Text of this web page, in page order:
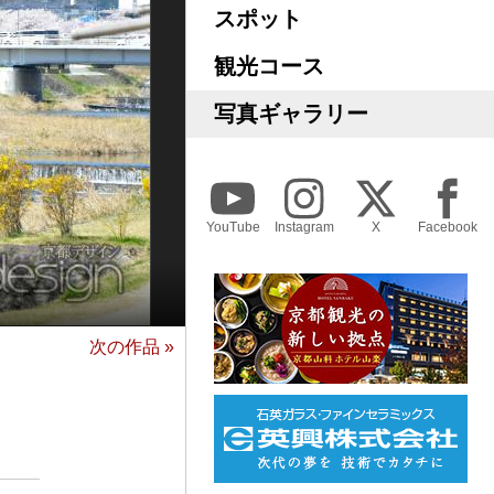
次の作品 »
スポット
観光コース
写真ギャラリー
YouTube Instagram X Facebook